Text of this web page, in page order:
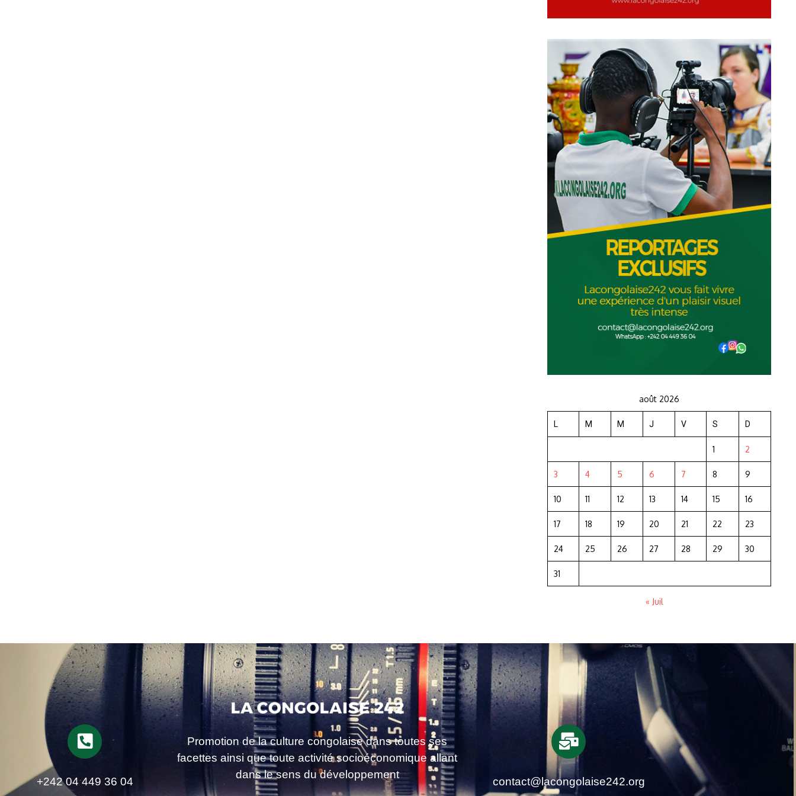
août 2026
L M M J V S D
1 2
3 4 5 6 7 8 9
10 11 12 13 14 15 16
17 18 19 20 21 22 23
24 25 26 27 28 29 30
31
« Juil
+242 04 449 36 04
Promotion de la culture congolaise dans toutes ses
facettes ainsi que toute activité socioéconomique allant
dans le sens du développement
contact@lacongolaise242.org